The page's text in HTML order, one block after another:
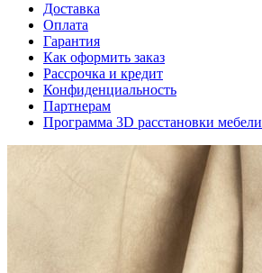
Доставка
Оплата
Гарантия
Как оформить заказ
Рассрочка и кредит
Конфиденциальность
Партнерам
Программа 3D расстановки мебели